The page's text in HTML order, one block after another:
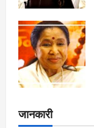
जानकारी